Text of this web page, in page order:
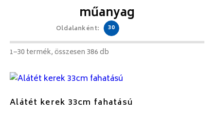
műanyag
Oldalanként: 30
1–30 termék, összesen 386 db
Alátét kerek 33cm fahatású